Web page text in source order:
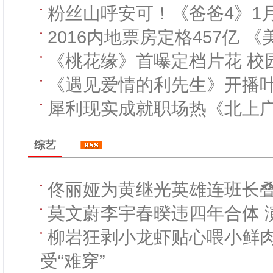
粉丝山呼安可！《爸爸4》1
2016内地票房定格457亿 《
《桃花缘》首曝定档片花
《遇见爱情的利先生》开播
犀利现实成就职场热《北上
综艺
佟丽娅为黄继光英雄连班长
莫文蔚李宇春暌违四年合体
柳岩狂剥小龙虾贴心喂小鲜
受“难穿”